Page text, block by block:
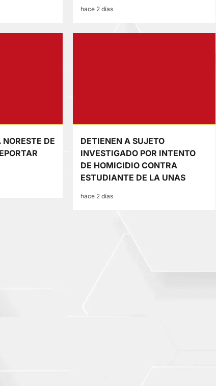
hace 2 días
DE
DETIENEN A SUJETO
INVESTIGADO POR INTENTO
DE HOMICIDIO CONTRA
ESTUDIANTE DE LA UNAS
hace 2 días